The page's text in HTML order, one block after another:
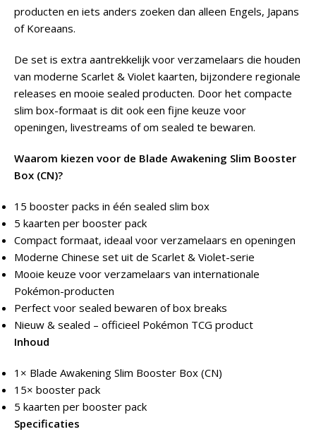
producten en iets anders zoeken dan alleen Engels, Japans
of Koreaans.
De set is extra aantrekkelijk voor verzamelaars die houden
van moderne Scarlet & Violet kaarten, bijzondere regionale
releases en mooie sealed producten. Door het compacte
slim box-formaat is dit ook een fijne keuze voor
openingen, livestreams of om sealed te bewaren.
Waarom kiezen voor de Blade Awakening Slim Booster
Box (CN)?
15 booster packs in één sealed slim box
5 kaarten per booster pack
Compact formaat, ideaal voor verzamelaars en openingen
Moderne Chinese set uit de Scarlet & Violet-serie
Mooie keuze voor verzamelaars van internationale
Pokémon-producten
Perfect voor sealed bewaren of box breaks
Nieuw & sealed – officieel Pokémon TCG product
Inhoud
1× Blade Awakening Slim Booster Box (CN)
15× booster pack
5 kaarten per booster pack
Specificaties